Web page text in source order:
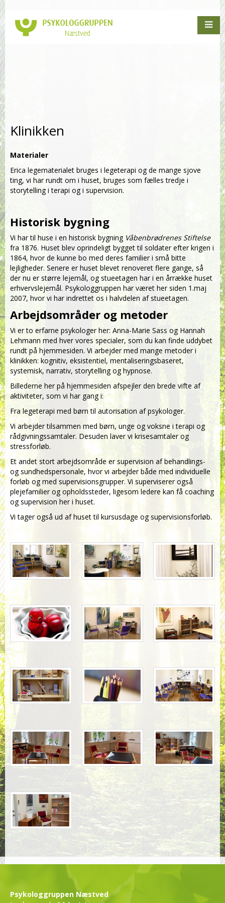
Klinikken
Materialer
Erica legematerialet bruges i legeterapi og de mange sjove
ting, vi har rundt om i huset, bruges som fælles tredje i
storytelling i terapi og i supervision.
Historisk bygning
Vi har til huse i en historisk bygning Våbenbrødrenes Stiftelse
fra 1876. Huset blev oprindeligt bygget til soldater efter krigen i
1864, hvor de kunne bo med deres familier i små bitte
lejligheder. Senere er huset blevet renoveret flere gange, så
der nu er større lejemål, og stueetagen har i en årrække huset
erhvervslejemål. Psykologgruppen har været her siden 1.maj
2007, hvor vi har indrettet os i halvdelen af stueetagen.
Arbejdsområder og metoder
Vi er to erfarne psykologer her: Anna-Marie Sass og Hannah
Lehmann med hver vores specialer, som du kan finde uddybet
rundt på hjemmesiden. Vi arbejder med mange metoder i
klinikken: kognitiv, eksistentiel, mentaliseringsbaseret,
systemisk, narrativ, storytelling og hypnose.
Billederne her på hjemmesiden afspejler den brede vifte af
aktiviteter, som vi har gang i:
Fra legeterapi med børn til autorisation af psykologer.
Vi arbejder tilsammen med børn, unge og voksne i terapi og
rådgivningssamtaler. Desuden laver vi krisesamtaler og
stressforløb.
Et andet stort arbejdsområde er supervision af behandlings-
og sundhedspersonale, hvor vi arbejder både med individuelle
forløb og med supervisionsgrupper. Vi superviserer også
plejefamilier og opholdssteder, ligesom ledere kan få coaching
og supervision her i huset.
Vi tager også ud af huset til kursusdage og supervisionsforløb.
Psykologgruppen Næstved